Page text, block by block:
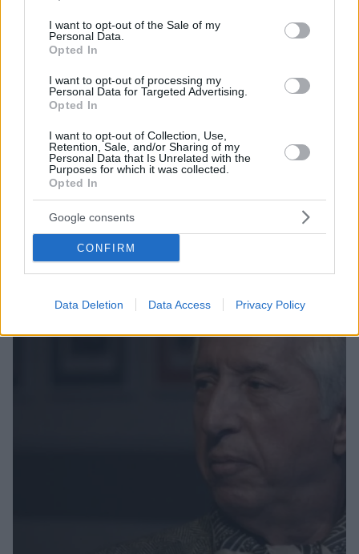
use your data for below specified purposes in below Google
consent section.
I want to opt-out of the Sale of my
Personal Data.
Opted In
I want to opt-out of processing my
Personal Data for Targeted Advertising.
Opted In
I want to opt-out of Collection, Use,
Retention, Sale, and/or Sharing of my
Personal Data that Is Unrelated with the
Purposes for which it was collected.
Opted In
Google consents
CONFIRM
Data Deletion Data Access Privacy Policy
«Ο Κωνσταντίνος Τζούμας ας κρατά για τον εαυτό του
τη μισογυνική "φλυαρία" του» λέει η Demy
Για τη δήλωση του ηθοποιού και ραδιοφωνικού
παραγωγού «Οι γυναικοκτονίες στην Ελλάδα
οφείλονται στη φλυαρία των γυναικών» ξεσπά η
τραγουδίστρια